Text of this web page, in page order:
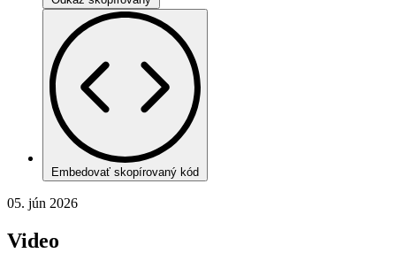
Embedovať skopírovaný kód
05. jún 2026
Video